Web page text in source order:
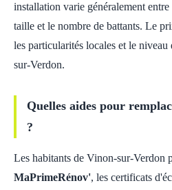
installation varie généralement
taille et le nombre de battants. Le
les particularités locales et le
sur-Verdon.
Quelles aides pour
?
Les habitants de Vinon-sur-Verdon
MaPrimeRénov', les certificats